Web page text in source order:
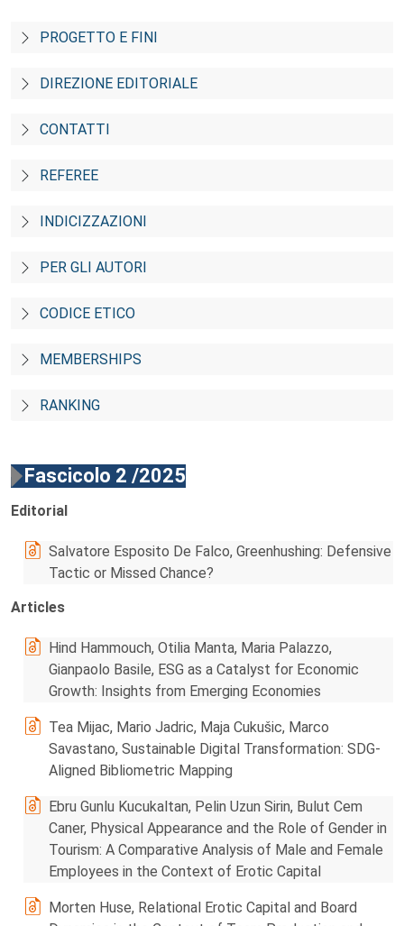
PROGETTO E FINI
DIREZIONE EDITORIALE
CONTATTI
REFEREE
INDICIZZAZIONI
PER GLI AUTORI
CODICE ETICO
MEMBERSHIPS
RANKING
Fascicolo 2 /2025
Editorial
Salvatore Esposito De Falco, Greenhushing: Defensive
Tactic or Missed Chance?
Articles
Hind Hammouch, Otilia Manta, Maria Palazzo,
Gianpaolo Basile, ESG as a Catalyst for Economic
Growth: Insights from Emerging Economies
Tea Mijac, Mario Jadric, Maja Cukušic, Marco
Savastano, Sustainable Digital Transformation: SDG-
Aligned Bibliometric Mapping
Ebru Gunlu Kucukaltan, Pelin Uzun Sirin, Bulut Cem
Caner, Physical Appearance and the Role of Gender in
Tourism: A Comparative Analysis of Male and Female
Employees in the Context of Erotic Capital
Morten Huse, Relational Erotic Capital and Board